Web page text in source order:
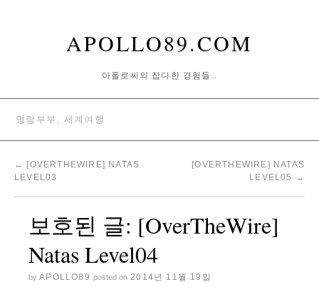
APOLLO89.COM
아폴로씨의 잡다한 경험들..
명랑부부, 세계여행
←
[OVERTHEWIRE] NATAS
LEVEL03
[OVERTHEWIRE] NATAS
LEVEL05
→
보호된 글: [OverTheWire]
Natas Level04
by APOLLO89 posted on 2014년 11월 19일